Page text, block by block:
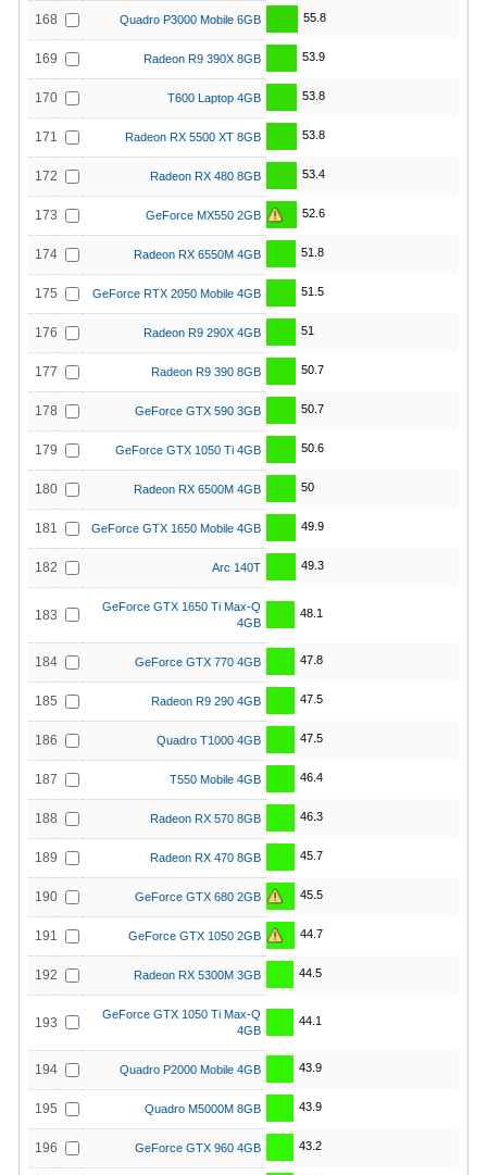
168 Quadro P3000 Mobile 6GB 55.8
169 Radeon R9 390X 8GB 53.9
170 T600 Laptop 4GB 53.8
171 Radeon RX 5500 XT 8GB 53.8
172 Radeon RX 480 8GB 53.4
173 GeForce MX550 2GB 52.6
174 Radeon RX 6550M 4GB 51.8
175 GeForce RTX 2050 Mobile 4GB 51.5
176 Radeon R9 290X 4GB 51
177 Radeon R9 390 8GB 50.7
178 GeForce GTX 590 3GB 50.7
179 GeForce GTX 1050 Ti 4GB 50.6
180 Radeon RX 6500M 4GB 50
181 GeForce GTX 1650 Mobile 4GB 49.9
182 Arc 140T 49.3
183
GeForce GTX 1650 Ti Max-Q
4GB
48.1
184 GeForce GTX 770 4GB 47.8
185 Radeon R9 290 4GB 47.5
186 Quadro T1000 4GB 47.5
187 T550 Mobile 4GB 46.4
188 Radeon RX 570 8GB 46.3
189 Radeon RX 470 8GB 45.7
190 GeForce GTX 680 2GB 45.5
191 GeForce GTX 1050 2GB 44.7
192 Radeon RX 5300M 3GB 44.5
193
GeForce GTX 1050 Ti Max-Q
4GB
44.1
194 Quadro P2000 Mobile 4GB 43.9
195 Quadro M5000M 8GB 43.9
196 GeForce GTX 960 4GB 43.2